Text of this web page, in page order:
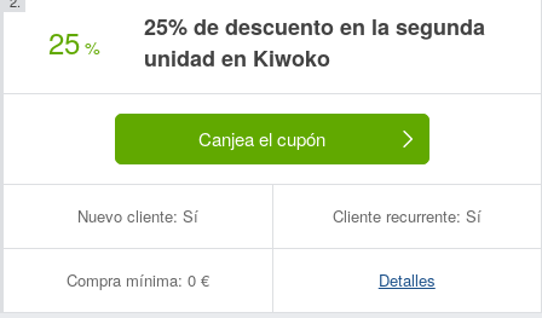
25 %
25% de descuento en la segunda
unidad en Kiwoko
Canjea el cupón
Nuevo cliente: Sí Cliente recurrente: Sí
Compra mínima: 0 € Detalles